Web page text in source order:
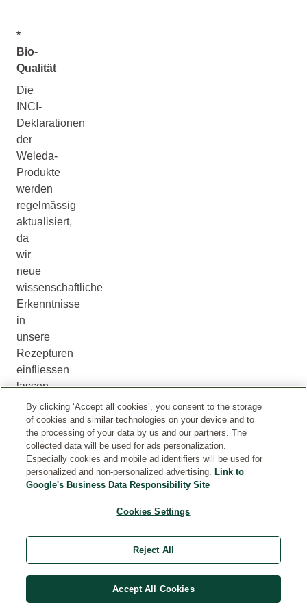
*
Bio-
Qualität
Die
INCI-
Deklarationen
der
Weleda-
Produkte
werden
regelmässig
aktualisiert,
da
wir
neue
wissenschaftliche
Erkenntnisse
in
unsere
Rezepturen
einfliessen
lassen
und
diese
entsprechend
anpassen.
Einzelfällen
Angaben
Internet
Massgeblich
By clicking ‘Accept all cookies’, you consent to the storage
of cookies and similar technologies on your device and to
the processing of your data by us and our partners. The
collected data will be used for ads personalization.
Especially cookies and mobile ad identifiers will be used for
personalized and non-personalized advertising. Link to
Google's Business Data Responsibility Site
Cookies Settings
Reject All
Accept All Cookies